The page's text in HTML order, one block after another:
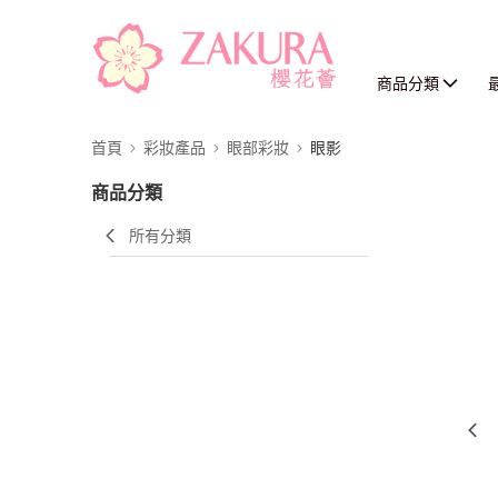
商品分類
首頁 彩妝產品 眼部彩妝 眼影
商品分類
所有分類